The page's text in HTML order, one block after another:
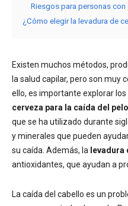
Riesgos para personas
¿Cómo elegir la levadura de
Existen muchos métodos,
la salud capilar, pero son muy
ello, es importante explorar
cerveza para la caída del pelo
que se ha utilizado durante
y minerales que pueden
su caída. Además, la levadura
antioxidantes, que ayudan a
La caída del cabello es un